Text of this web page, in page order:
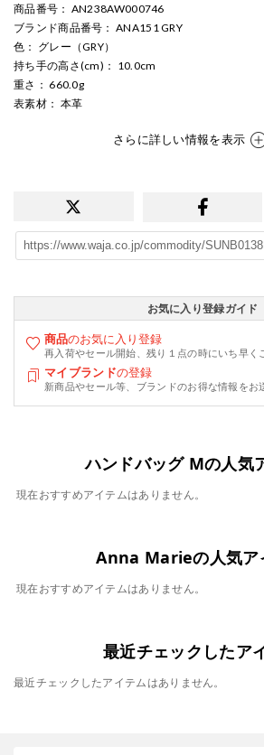
商品番号 ： AN238AW000746
ブランド商品番号 ： ANA151 GRY
色 ： グレー（GRY）
持ち手の高さ(cm) ： 10.0cm
重さ ： 660.0g
表素材： 本革
さらに詳しい情報を表示
お気に入り登録ガイド
商品のお気に入り登録
再入荷やセール開始、残り１点の時にいち早く
マイブランドの登録
新商品やセール等、ブランドのお得な情報をお
ハンドバッグ Mの人気
現在おすすめアイテムはありません。
Anna Marieの人気ア
現在おすすめアイテムはありません。
最近チェックしたア
最近チェックしたアイテムはありません。